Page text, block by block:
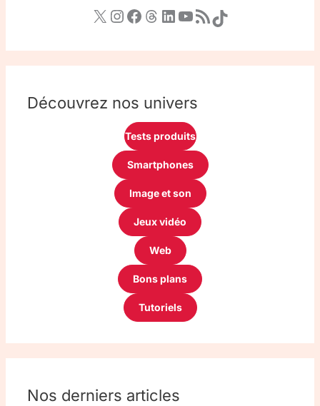
Découvrez nos univers
Tests produits
Smartphones
Image et son
Jeux vidéo
Web
Bons plans
Tutoriels
Nos derniers articles